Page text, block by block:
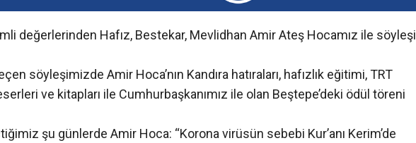
değerlerinden Hafız, Bestekar, Mevlidhan Amir Ateş Hocamız ile söyleşi
söyleşimizde Amir Hoca’nın Kandıra hatıraları, hafızlık eğitimi, TRT
ve kitapları ile Cumhurbaşkanımız ile olan Beştepe’deki ödül töreni
şu günlerde Amir Hoca: “Korona virüsün sebebi Kur’anı Kerim’de